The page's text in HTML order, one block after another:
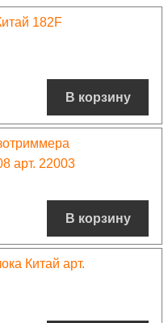
182F
В корзину
арт. 22003
В корзину
Китай арт.